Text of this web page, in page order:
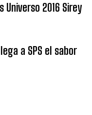
2016 Sirey
a SPS el sabor